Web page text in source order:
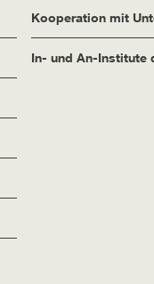
Kooperation mit
In- und An-Institute